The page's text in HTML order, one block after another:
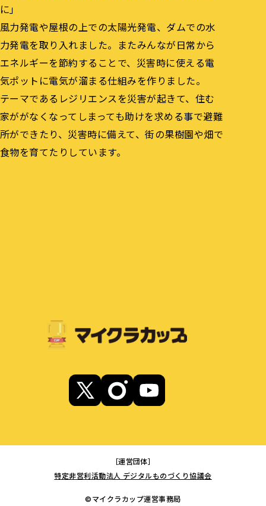
に」
風力発電や屋根の上での太陽光発電、ダムでの水
力発電を取り入れました。またみんなが日常から
エネルギーを節約することで、災害時に使える電
気ポットに電気が溜まる仕組みを作りました。
テーマであるレジリエンスを災害が起きて、住む
家ががなくなってしまっても助けを求める事で避難
所ができたり、災害時に備えて、街の果樹園や畑で
食物を育てたりしています。
［運営団体］
特定非営利活動法人 デジタルものづくり協議会
©マイクラカップ運営事務局